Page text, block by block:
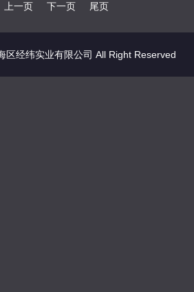
上一页 下一页 尾页
区经纬实业有限公司 All Right Reserved